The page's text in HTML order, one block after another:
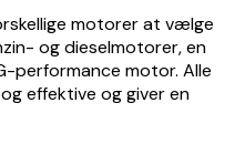
motorer at vælge
og dieselmotorer, en
performance motor. Alle
effektive og giver en